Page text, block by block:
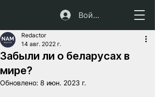
Войти
Забыли ли о беларусах в
мире?
Redactor
14 авг. 2022 г.
Обновлено: 8 июн. 2023 г.